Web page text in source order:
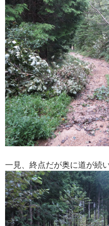
一見、終点だが奥に道が続